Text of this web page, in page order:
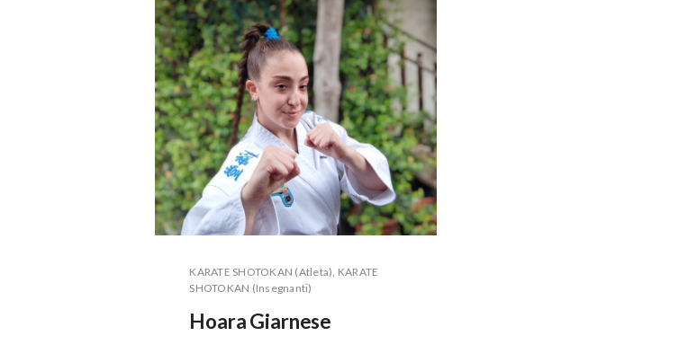
KARATE SHOTOKAN (Atleta), KARATE
SHOTOKAN (Insegnanti)
Hoara Giarnese